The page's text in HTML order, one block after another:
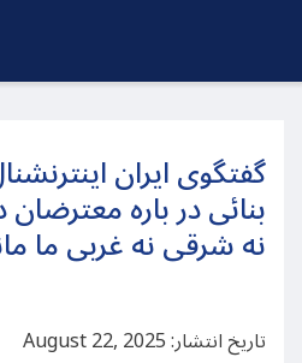
گفتگوی ایران
بنائی در باره
نه شرقی نه غربی ما
تاریخ انتشار: August 22, 2025